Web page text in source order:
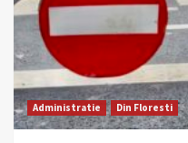
Administratie Din Floresti